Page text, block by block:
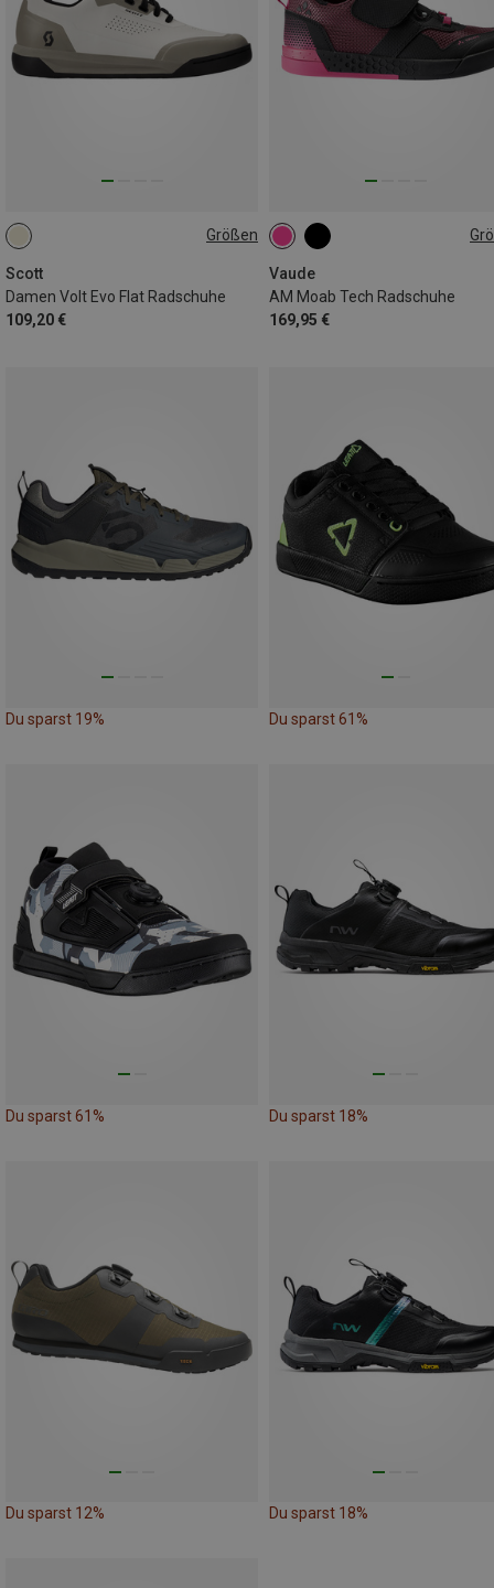
Größen
Scott
Damen Volt Evo Flat Radschuhe
109,20 €
36
Vaude
AM Moab Tech Radschuhe
169,95 €
36 37
40
41
Du sparst 19% Du sparst 61%
Du sparst 61% Du sparst 18%
Du sparst 12% Du sparst 18%